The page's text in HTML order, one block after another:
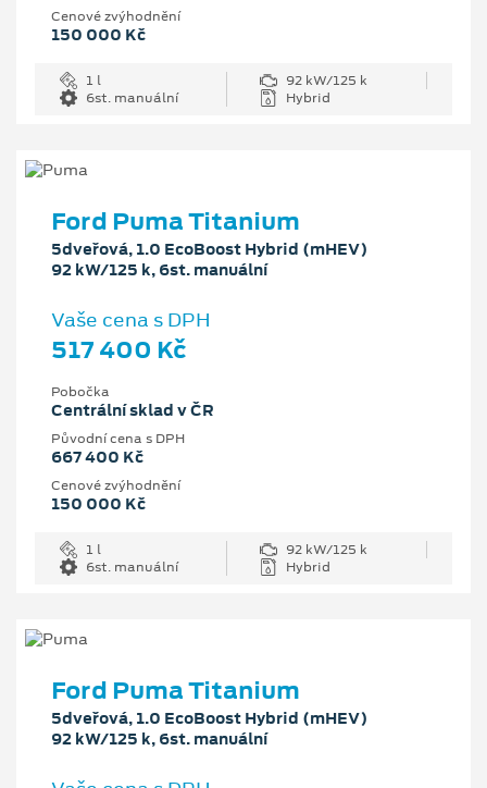
Cenové zvýhodnění
150 000 Kč
1 l
92 kW/125 k
6st. manuální
Hybrid
Ford Puma Titanium
5dveřová, 1.0 EcoBoost Hybrid (mHEV)
92 kW/125 k, 6st. manuální
Vaše cena s DPH
517 400 Kč
Pobočka
Centrální sklad v ČR
Původní cena s DPH
667 400 Kč
Cenové zvýhodnění
150 000 Kč
1 l
92 kW/125 k
6st. manuální
Hybrid
Ford Puma Titanium
5dveřová, 1.0 EcoBoost Hybrid (mHEV)
92 kW/125 k, 6st. manuální